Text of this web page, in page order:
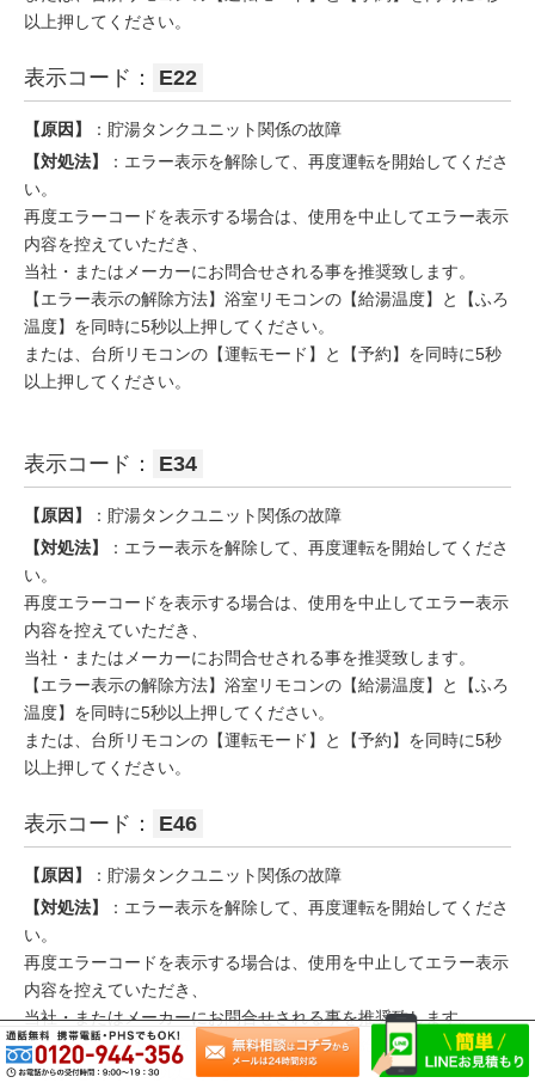
以上押してください。
表示コード： E22
【原因】
：貯湯タンクユニット関係の故障
【対処法】
：エラー表示を解除して、再度運転を開始してくださ
い。
再度エラーコードを表示する場合は、使用を中止してエラー表示
内容を控えていただき、
当社・またはメーカーにお問合せされる事を推奨致します。
【エラー表示の解除方法】浴室リモコンの【給湯温度】と【ふろ
温度】を同時に5秒以上押してください。
または、台所リモコンの【運転モード】と【予約】を同時に5秒
以上押してください。
表示コード： E34
【原因】
：貯湯タンクユニット関係の故障
【対処法】
：エラー表示を解除して、再度運転を開始してくださ
い。
再度エラーコードを表示する場合は、使用を中止してエラー表示
内容を控えていただき、
当社・またはメーカーにお問合せされる事を推奨致します。
【エラー表示の解除方法】浴室リモコンの【給湯温度】と【ふろ
温度】を同時に5秒以上押してください。
または、台所リモコンの【運転モード】と【予約】を同時に5秒
以上押してください。
表示コード： E46
【原因】
：貯湯タンクユニット関係の故障
【対処法】
：エラー表示を解除して、再度運転を開始してくださ
い。
再度エラーコードを表示する場合は、使用を中止してエラー表示
内容を控えていただき、
当社・またはメーカーにお問合せされる事を推奨致します。
【エラー表示の解除方法】浴室リモコンの【給湯温度】と【ふろ
温度】を同時に5秒以上押してください。